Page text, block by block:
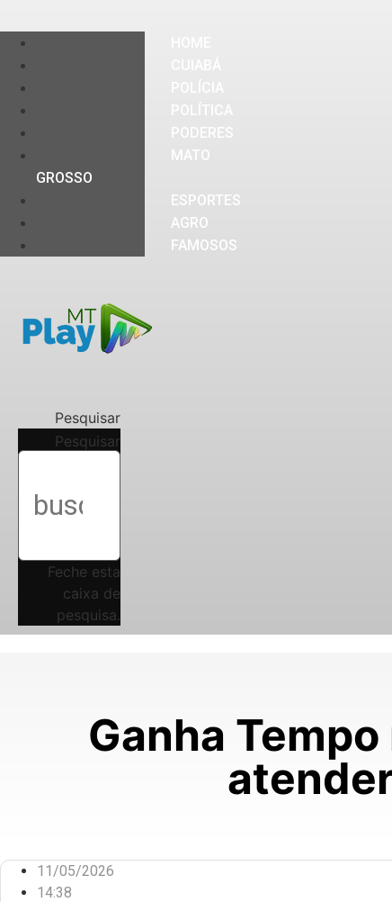
PODERES
MATO
GROSSO
ESPORTES
AGRO
FAMOSOS
Pesquisar
Pesquisar
Feche esta
caixa de
pesquisa.
Ganha
11/05/2026
14:38